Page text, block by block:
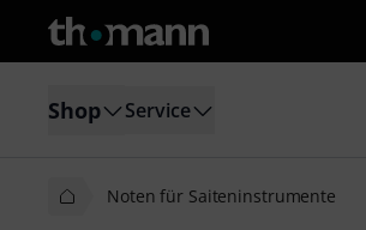
Shop Service
Noten für Saiteninstrumente